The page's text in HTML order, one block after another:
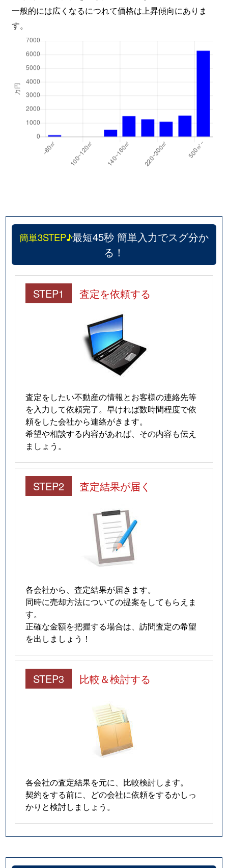
一般的には広くなるにつれて価格は上昇傾向にありま
す。
簡単3STEP♪最短45秒 簡単入力でスグ分か
る！
STEP1 査定を依頼する
査定をしたい不動産の情報とお客様の連絡先等
を入力して依頼完了。早ければ数時間程度で依
頼をした会社から連絡がきます。
希望や相談する内容があれば、その内容も伝え
ましょう。
STEP2 査定結果が届く
各会社から、査定結果が届きます。
同時に売却方法についての提案をしてもらえま
す。
正確な金額を把握する場合は、訪問査定の希望
を出しましょう！
STEP3 比較＆検討する
各会社の査定結果を元に、比較検討します。
契約をする前に、どの会社に依頼をするかしっ
かりと検討しましょう。